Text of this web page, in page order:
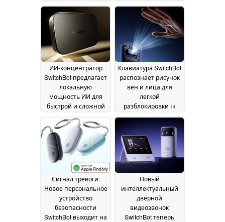
03 June 2026
лица15 May 2026
ИИ-концентратор
SwitchBot предлагает
локальную
мощность ИИ для
быстрой и сложной
умного дома19 January
2026
Клавиатура SwitchBot
распознает рисунок
вен и лица для
легкой
разблокировки 14
January 2026
Сигнал тревоги:
Новое персональное
устройство
безопасности
SwitchBot выходит на
Новый
интеллектуальный
дверной
видеозвонок
SwitchBot теперь